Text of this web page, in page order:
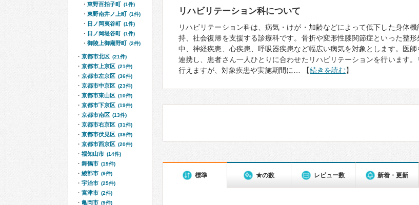
リハビリテーション科について
リハビリテーション科は、病気・けが・加齢などによって低下した身体
持、社会復帰を支援する診療科です。骨折や変形性膝関節症といった整
中、神経疾患、心疾患、呼吸器疾患など幅広い病気を対象とします。医
連携し、患者さん一人ひとりに合わせたリハビリテーションを行います
行えますが、対象疾患や実施期間に… 【続きを読む】
標準 ★の数 レビュー数 新着・更新
東野百拍子町 (1件)
東野南井ノ上町 (1件)
日ノ岡夷谷町 (1件)
日ノ岡堤谷町 (1件)
御陵上御廟野町 (2件)
京都市北区 (21件)
京都市上京区 (21件)
京都市左京区 (36件)
京都市中京区 (23件)
京都市東山区 (10件)
京都市下京区 (19件)
京都市南区 (13件)
京都市右京区 (31件)
京都市伏見区 (38件)
京都市西京区 (20件)
福知山市 (14件)
舞鶴市 (19件)
綾部市 (9件)
宇治市 (25件)
宮津市 (2件)
亀岡市 (9件)